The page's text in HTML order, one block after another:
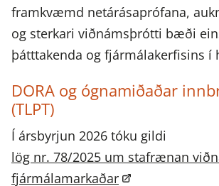
framkvæmd netárásaprófana,
og sterkari viðnámsþrótti bæði
þátttakenda og fjármálakerfisins í
DORA og ógnamiðaðar
(TLPT)
Í ársbyrjun 2026 tóku gildi
lög nr. 78/2025 um stafrænan
fjármálamarkaðar